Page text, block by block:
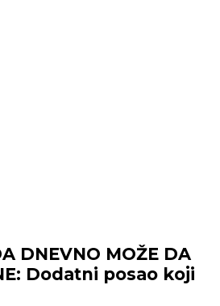
DNEVNO MOŽE DA
Dodatni posao koji